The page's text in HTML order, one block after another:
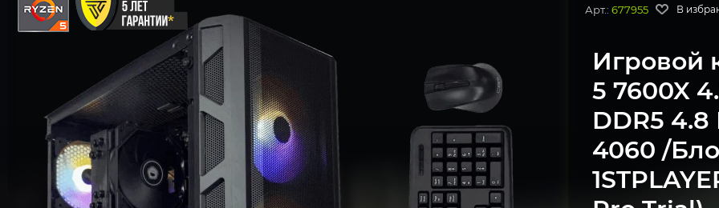
Арт.: 677955 В
Игровой
5 7600X
DDR5 4.8
4060 /